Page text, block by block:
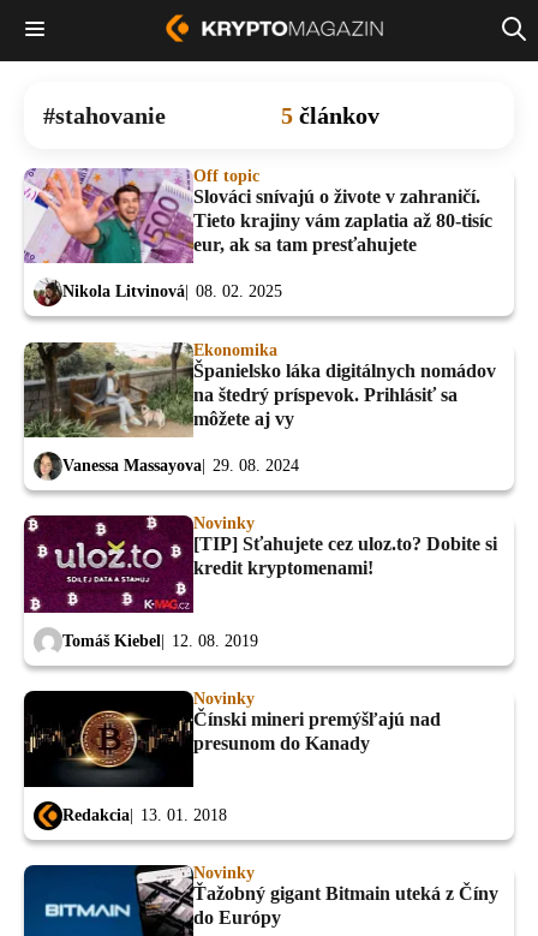
stahovanie 5 článkov
Off topic
Slováci snívajú o živote v zahraničí.
Tieto krajiny vám zaplatia až 80-tisíc
eur, ak sa tam presťahujete
Nikola Litvinová 08. 02. 2025
Ekonomika
Španielsko láka digitálnych nomádov
na štedrý príspevok. Prihlásiť sa
môžete aj vy
Vanessa Massayova 29. 08. 2024
Novinky
[TIP] Sťahujete cez uloz.to? Dobite si
kredit kryptomenami!
Tomáš Kiebel 12. 08. 2019
Novinky
Čínski mineri premýšľajú nad
presunom do Kanady
Redakcia 13. 01. 2018
Novinky
Ťažobný gigant Bitmain uteká z Číny
do Európy